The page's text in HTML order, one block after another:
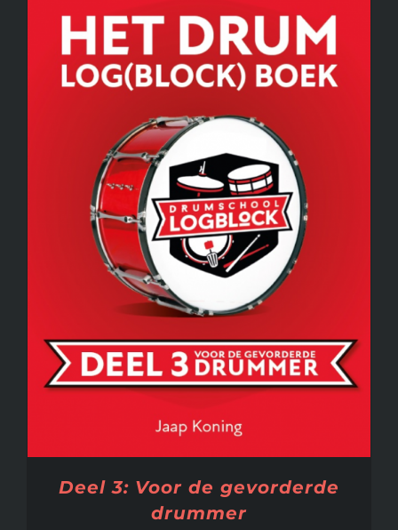
Deel 3: Voor de gevorderde
drummer